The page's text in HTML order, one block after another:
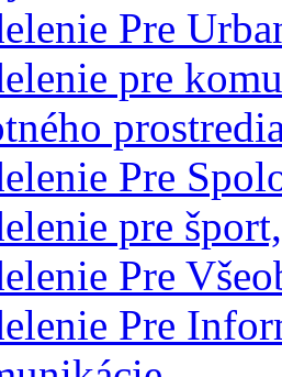
Pre
pre
Pre
pre
Pre
Pre